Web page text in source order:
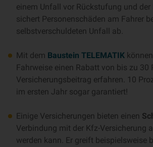
einem Unfall vor Rückstufung und der
sichert Personenschäden am Fahrer
selbstverschuldeten Unfall ab.
Mit dem Baustein TELEMATIK
Fahrweise einen Rabatt von bis zu 30
Versicherungsbeitrag erfahren. 10
im ersten Jahr sogar garantiert!
Einige Versicherungen bieten einen
Verbindung mit der Kfz-Versicherung
werden kann. Er greift beispielsweise